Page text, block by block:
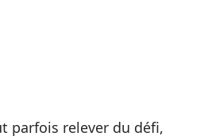
parfois relever du défi,